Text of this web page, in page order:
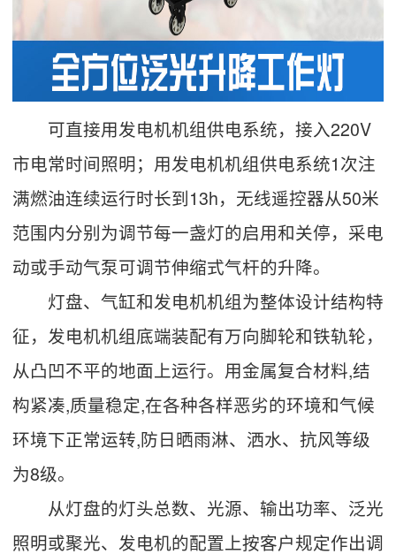
可直接用发电机机组供电系统，接入220V
市电常时间照明；用发电机机组供电系统1次注
满燃油连续运行时长到13h，无线遥控器从50米
范围内分别为调节每一盏灯的启用和关停，采电
动或手动气泵可调节伸缩式气杆的升降。
灯盘、气缸和发电机机组为整体设计结构特
征，发电机机组底端装配有万向脚轮和铁轨轮，
从凸凹不平的地面上运行。用金属复合材料,结
构紧凑,质量稳定,在各种各样恶劣的环境和气候
环境下正常运转,防日晒雨淋、洒水、抗风等级
为8级。
从灯盘的灯头总数、光源、输出功率、泛光
照明或聚光、发电机的配置上按客户规定作出调